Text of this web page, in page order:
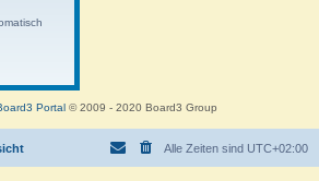
Portal© 2009 - 2020 Board3 Group
Alle Zeiten sind UTC+02:00